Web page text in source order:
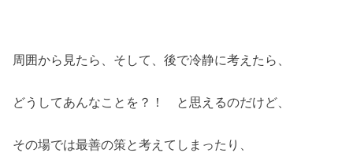
周囲から見たら、そして、後で冷静に考えたら、
どうしてあんなことを？！ と思えるのだけど、
その場では最善の策と考えてしまったり、